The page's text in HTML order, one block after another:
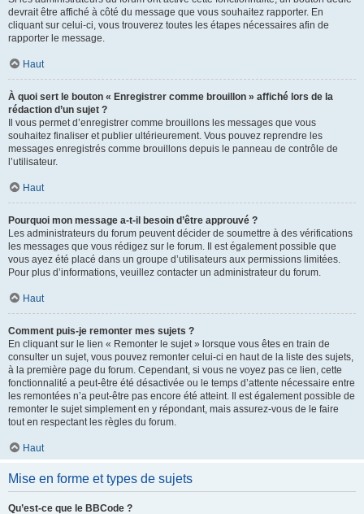
devrait être affiché à côté du message que vous souhaitez rapporter. En
cliquant sur celui-ci, vous trouverez toutes les étapes nécessaires afin de
rapporter le message.
Haut
À quoi sert le bouton « Enregistrer comme brouillon » affiché lors de la
rédaction d’un sujet ?
Il vous permet d’enregistrer comme brouillons les messages que vous
souhaitez finaliser et publier ultérieurement. Vous pouvez reprendre les
messages enregistrés comme brouillons depuis le panneau de contrôle de
l’utilisateur.
Haut
Pourquoi mon message a-t-il besoin d’être approuvé ?
Les administrateurs du forum peuvent décider de soumettre à des vérifications
les messages que vous rédigez sur le forum. Il est également possible que
vous ayez été placé dans un groupe d’utilisateurs aux permissions limitées.
Pour plus d’informations, veuillez contacter un administrateur du forum.
Haut
Comment puis-je remonter mes sujets ?
En cliquant sur le lien « Remonter le sujet » lorsque vous êtes en train de
consulter un sujet, vous pouvez remonter celui-ci en haut de la liste des sujets,
à la première page du forum. Cependant, si vous ne voyez pas ce lien, cette
fonctionnalité a peut-être été désactivée ou le temps d’attente nécessaire entre
les remontées n’a peut-être pas encore été atteint. Il est également possible de
remonter le sujet simplement en y répondant, mais assurez-vous de le faire
tout en respectant les règles du forum.
Haut
Mise en forme et types de sujets
Qu’est-ce que le BBCode ?